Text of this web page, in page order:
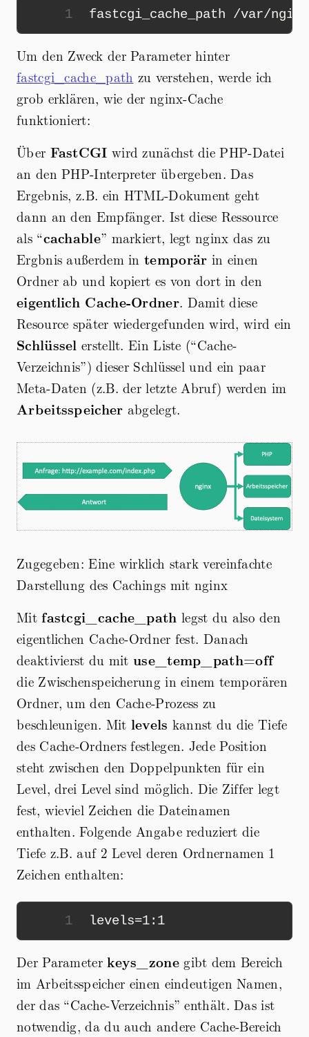
1 fastcgi_cache_path /var/nginx
Um den Zweck der Parameter hinter
fastcgi_cache_path zu verstehen, werde ich
grob erklären, wie der nginx-Cache
funktioniert:
Über FastCGI wird zunächst die PHP-Datei
an den PHP-Interpreter übergeben. Das
Ergebnis, z.B. ein HTML-Dokument geht
dann an den Empfänger. Ist diese Ressource
als “cachable” markiert, legt nginx das zu
Ergbnis außerdem intemporär in einen
Ordner ab und kopiert es von dort in den
eigentlich Cache-Ordner. Damit diese
Resource später wiedergefunden wird, wird ein
Schlüssel erstellt. Ein Liste (“Cache-
Verzeichnis”) dieser Schlüssel und ein paar
Meta-Daten (z.B. der letzte Abruf) werden im
Arbeitsspeicher abgelegt.
Zugegeben: Eine wirklich stark vereinfachte
Darstellung des Cachings mit nginx
Mitfastcgi_cache_path legst du also den
eigentlichen Cache-Ordner fest. Danach
deaktivierst du mituse_temp_path=off
die Zwischenspeicherung in einem temporären
Ordner, um den Cache-Prozess zu
beschleunigen. Mit levels kannst du die Tiefe
des Cache-Ordners festlegen. Jede Position
steht zwischen den Doppelpunkten für ein
Level, drei Level sind möglich. Die Ziffer legt
fest, wieviel Zeichen die Dateinamen
enthalten. Folgende Angabe reduziert die
Tiefe z.B. auf 2 Level deren Ordnernamen 1
Zeichen enthalten:
1
Der Parameterkeys_zonegibt dem Bereich
im Arbeitsspeicher einen eindeutigen Namen,
der das “Cache-Verzeichnis” enthält. Das ist
notwendig, da du auch andere Cache-Bereich